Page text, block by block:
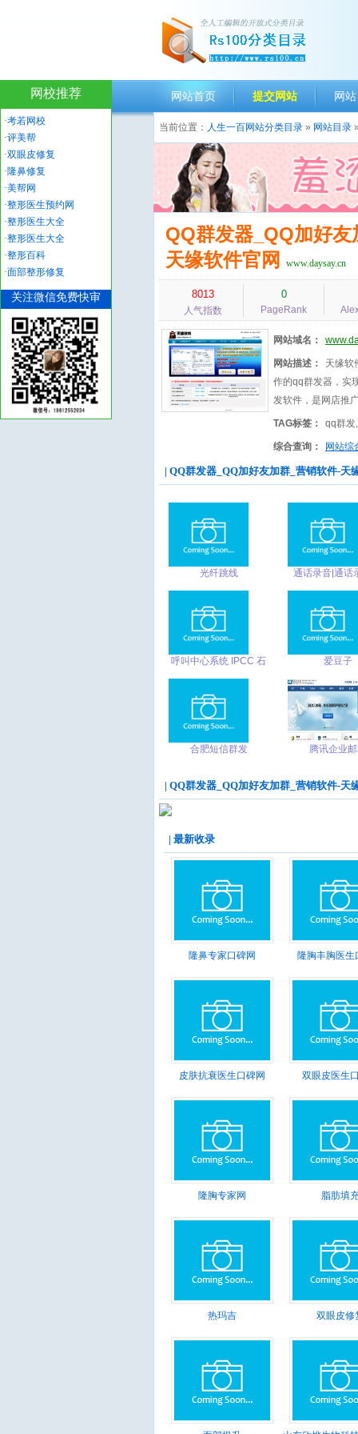
网站首页 提交网站 网
当前位置： 人生一百网站分类目录 » 网站目录 »
QQ群发器_QQ加好友
天缘软件官网
www.daysay.cn
8013
人气指数
0
PageRank
网站域名：
网站描述：
天缘软
作的qq群发器，实
发软件，是网店推
TAG标签： qq群发
综合查询： 网站综
| QQ群发器_QQ加好友加群_营销软件-天
光纤跳线
通话录音|通话
件下载
呼叫中心系统 IPCC 石
爱豆子
合肥短信群发 腾讯企业
| QQ群发器_QQ加好友加群_营销软件-天
| 最新收录
隆鼻专家口碑网 隆胸丰胸医生
皮肤抗衰医生口碑网 双眼皮医生
隆胸专家网 脂肪填
热玛吉 双眼皮修
网校推荐
·考若网校
·评美帮
·双眼皮修复
·隆鼻修复
·美帮网
·整形医生预约网
·整形医生大全
·整形医生大全
·整形百科
·面部整形修复
关注微信免费快审